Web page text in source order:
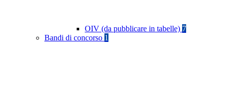
OIV (da pubblicare in tabelle) 7
Bandi di concorso 1